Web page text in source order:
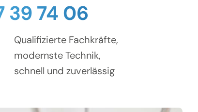
39 74 06
Qualifizierte Fachkräfte,
modernste Technik,
schnell und zuverlässig